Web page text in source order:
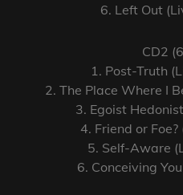
6. Left Out
CD2
1. Post-Truth
2. The Place Where I
3. Egoist
4. Friend or
5. Self-Aware
6. Conceiving